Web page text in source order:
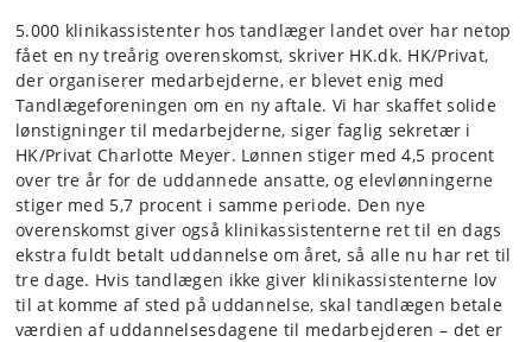
5.000 klinikassistenter hos tandlæger landet over har netop
fået en ny treårig overenskomst, skriver HK.dk. HK/Privat,
der organiserer medarbejderne, er blevet enig med
Tandlægeforeningen om en ny aftale. Vi har skaffet solide
lønstigninger til medarbejderne, siger faglig sekretær i
HK/Privat Charlotte Meyer. Lønnen stiger med 4,5 procent
over tre år for de uddannede ansatte, og elevlønningerne
stiger med 5,7 procent i samme periode. Den nye
overenskomst giver også klinikassistenterne ret til en dags
ekstra fuldt betalt uddannelse om året, så alle nu har ret til
tre dage. Hvis tandlægen ikke giver klinikassistenterne lov
til at komme af sted på uddannelse, skal tandlægen betale
værdien af uddannelsesdagene til medarbejderen – det er